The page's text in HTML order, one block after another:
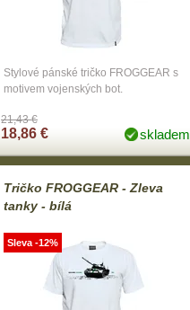
Stylové pánské tričko FROGGEAR s
motivem vojenských bot.
21,43 €
18,86 € skladem
Tričko FROGGEAR - Zleva
tanky - bílá
Sleva -12%